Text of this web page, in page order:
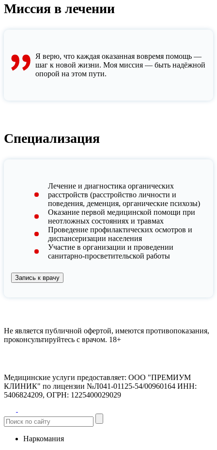
Миссия в лечении
Я верю, что каждая оказанная вовремя помощь —
шаг к новой жизни. Моя миссия — быть надёжной
опорой на этом пути.
Специализация
Лечение и диагностика органических
расстройств (расстройство личности и
поведения, деменция, органические психозы)
Оказание первой медицинской помощи при
неотложных состояниях и травмах
Проведение профилактических осмотров и
диспансеризации населения
Участие в организации и проведении
санитарно-просветительской работы
Запись к врачу
Не является публичной офертой, имеются противопоказания,
проконсультируйтесь с врачом. 18+
Медицинские услуги предоставляет: ООО "ПРЕМИУМ
КЛИНИК" по лицензии №Л041-01125-54/00960164 ИНН:
5406824209, ОГРН: 1225400029029
Наркомания